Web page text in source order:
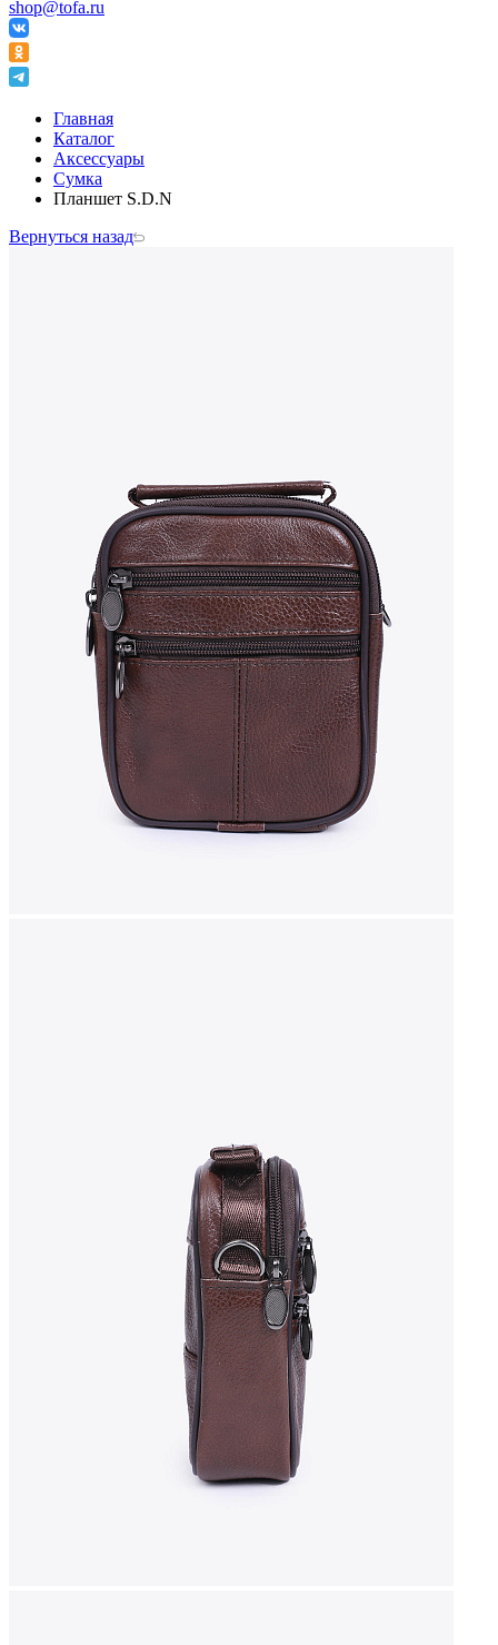
shop@tofa.ru
Главная
Каталог
Аксессуары
Сумка
Планшет S.D.N
Вернуться назад